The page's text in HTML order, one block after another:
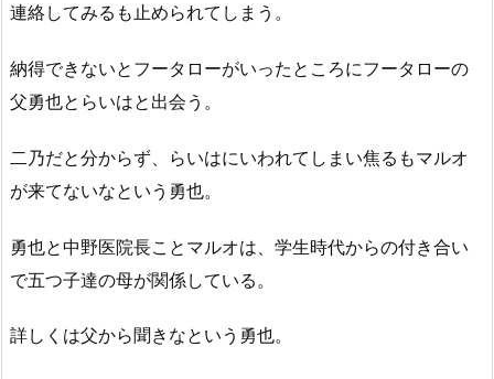
連絡してみるも止められてしまう。
納得できないとフータローがいったところにフータローの
父勇也とらいはと出会う。
二乃だと分からず、らいはにいわれてしまい焦るもマルオ
が来てないなという勇也。
勇也と中野医院長ことマルオは、学生時代からの付き合い
で五つ子達の母が関係している。
詳しくは父から聞きなという勇也。